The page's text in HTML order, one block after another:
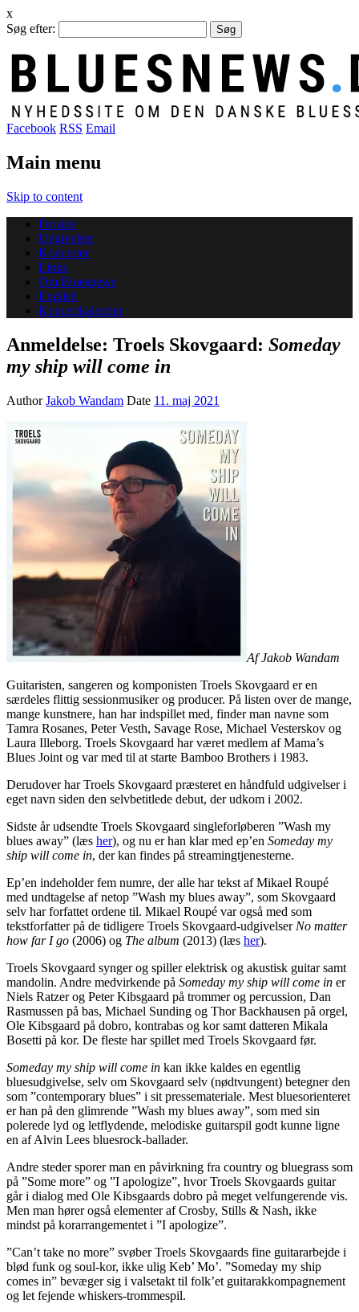
x
Søg efter:
Facebook RSS Email
Main menu
Skip to content
Forside
Udgivelser
Koncerter
Links
Om Bluesnews
English
Koncertkalender
Anmeldelse: Troels Skovgaard: Someday
my ship will come in
AuthorJakob Wandam Date 11. maj 2021
Af Jakob Wandam
Guitaristen, sangeren og komponisten Troels Skovgaard er en
særdeles flittig sessionmusiker og producer. På listen over de mange,
mange kunstnere, han har indspillet med, finder man navne som
Tamra Rosanes, Peter Vesth, Savage Rose, Michael Vesterskov og
Laura Illeborg. Troels Skovgaard har været medlem af Mama’s
Blues Joint og var med til at starte Bamboo Brothers i 1983.
Derudover har Troels Skovgaard præsteret en håndfuld udgivelser i
eget navn siden den selvbetitlede debut, der udkom i 2002.
Sidste år udsendte Troels Skovgaard singleforløberen ”Wash my
blues away” (læs her), og nu er han klar med ep’en Someday my
ship will come in, der kan findes på streamingtjenesterne.
Ep’en indeholder fem numre, der alle har tekst af Mikael Roupé
med undtagelse af netop ”Wash my blues away”, som Skovgaard
selv har forfattet ordene til. Mikael Roupé var også med som
tekstforfatter på de tidligere Troels Skovgaard-udgivelser No matter
how far I go (2006) og The album (2013) (læs her).
Troels Skovgaard synger og spiller elektrisk og akustisk guitar samt
mandolin. Andre medvirkende på Someday my ship will come in er
Niels Ratzer og Peter Kibsgaard på trommer og percussion, Dan
Rasmussen på bas, Michael Sunding og Thor Backhausen på orgel,
Ole Kibsgaard på dobro, kontrabas og kor samt datteren Mikala
Bosetti på kor. De fleste har spillet med Troels Skovgaard før.
Someday my ship will come in kan ikke kaldes en egentlig
bluesudgivelse, selv om Skovgaard selv (nødtvungent) betegner den
som ”contemporary blues” i sit pressemateriale. Mest bluesorienteret
er han på den glimrende ”Wash my blues away”, som med sin
polerede lyd og letflydende, melodiske guitarspil godt kunne ligne
en af Alvin Lees bluesrock-ballader.
Andre steder sporer man en påvirkning fra country og bluegrass som
på ”Some more” og ”I apologize”, hvor Troels Skovgaards guitar
går i dialog med Ole Kibsgaards dobro på meget velfungerende vis.
Men man hører også elementer af Crosby, Stills & Nash, ikke
mindst på korarrangementet i ”I apologize”.
”Can’t take no more” svøber Troels Skovgaards fine guitararbejde i
blød funk og soul-kor, ikke ulig Keb’ Mo’. ”Someday my ship
comes in” bevæger sig i valsetakt til folk’et guitarakkompagnement
og let fejende whiskers-trommespil.